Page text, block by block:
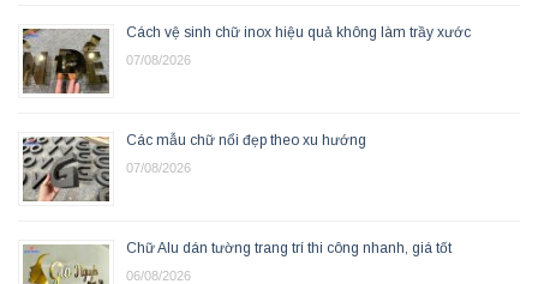
Cách vệ sinh chữ inox hiệu quả không làm trầy xước
07/08/2026
Các mẫu chữ nổi đẹp theo xu hướng
07/08/2026
Chữ Alu dán tường trang trí thi công nhanh, giá tốt
06/08/2026